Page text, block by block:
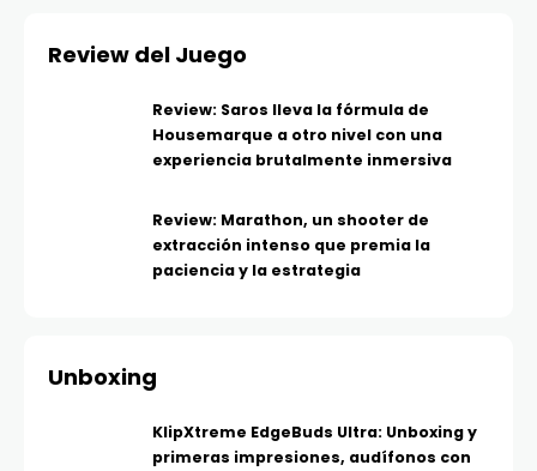
Review del Juego
Review: Saros lleva la fórmula de
Housemarque a otro nivel con una
experiencia brutalmente inmersiva
Review: Marathon, un shooter de
extracción intenso que premia la
paciencia y la estrategia
Unboxing
KlipXtreme EdgeBuds Ultra: Unboxing y
primeras impresiones, audífonos con